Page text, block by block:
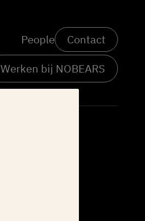
People Contact
Werken bij NOBEARS